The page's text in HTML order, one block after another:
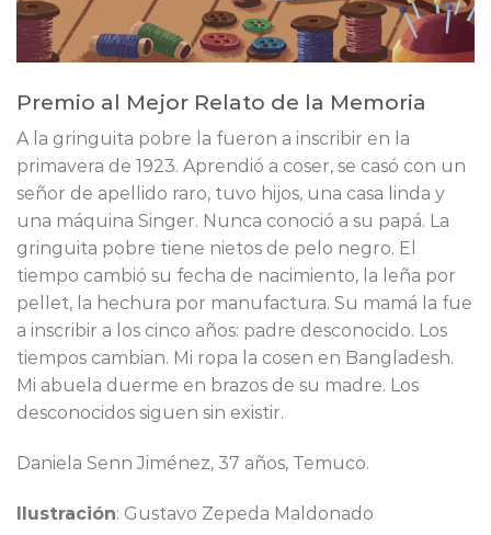
Premio al Mejor Relato de la Memoria
A la gringuita pobre la fueron a inscribir en la
primavera de 1923. Aprendió a coser, se casó con un
señor de apellido raro, tuvo hijos, una casa linda y
una máquina Singer. Nunca conoció a su papá. La
gringuita pobre tiene nietos de pelo negro. El
tiempo cambió su fecha de nacimiento, la leña por
pellet, la hechura por manufactura. Su mamá la fue
a inscribir a los cinco años: padre desconocido. Los
tiempos cambian. Mi ropa la cosen en Bangladesh.
Mi abuela duerme en brazos de su madre. Los
desconocidos siguen sin existir.
Daniela Senn Jiménez, 37 años, Temuco.
Ilustración: Gustavo Zepeda Maldonado